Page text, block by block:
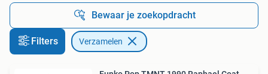
Bewaar je zoekopdracht
Filters Verzamelen